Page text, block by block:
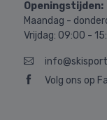
Openingstijden:
Maandag -
Vrijdag: 09:00 -
Volg ons op